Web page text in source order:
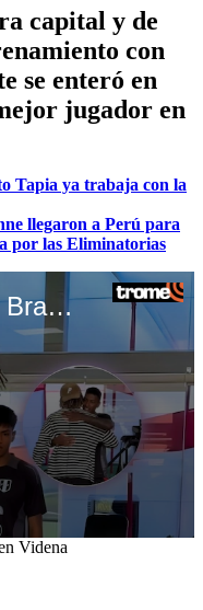
capital y de
con
se enteró en
jugador en
Tapia ya trabaja con la
llegaron a Perú para
por las Eliminatorias
André Carrillo llega de Brasil y entrena en Videna
Videna